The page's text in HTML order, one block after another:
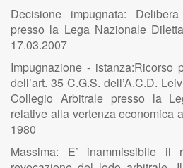
Decisione impugnata:
presso la Lega Nazionale
17.03.2007
Impugnazione - istanza:Ricorso
dell’art. 35 C.G.S. dell’A.C.D.
Collegio Arbitrale presso la
relative alla vertenza economica
1980
Massima: E’ inammissibile il